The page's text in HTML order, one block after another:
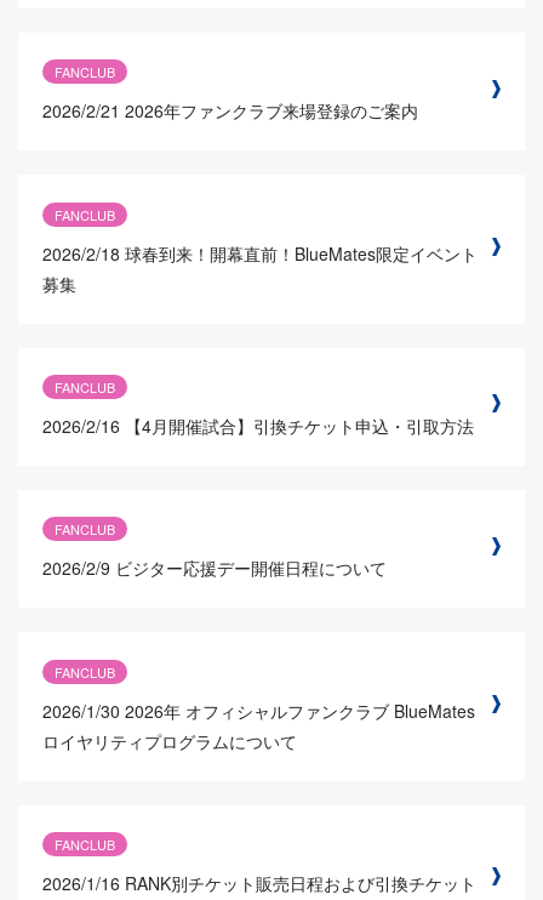
FANCLUB
2026/2/21 2026年ファンクラブ来場登録のご案内
FANCLUB
2026/2/18 球春到来！開幕直前！BlueMates限定イベント
募集
FANCLUB
2026/2/16 【4月開催試合】引換チケット申込・引取方法
FANCLUB
2026/2/9 ビジター応援デー開催日程について
FANCLUB
2026/1/30 2026年 オフィシャルファンクラブ BlueMates
ロイヤリティプログラムについて
FANCLUB
2026/1/16 RANK別チケット販売日程および引換チケット